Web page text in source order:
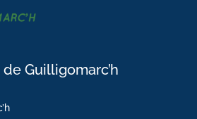
Guilligomarc’h